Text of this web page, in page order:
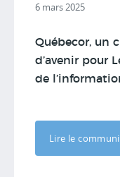
6 mars 2025
Québecor, un
d’avenir pour
de
Lire le